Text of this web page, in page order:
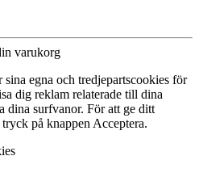
varukorg
egna och tredjepartscookies för
dig reklam relaterade till dina
dina surfvanor. För att ge ditt
på knappen Acceptera.